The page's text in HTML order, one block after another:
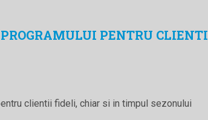
PENTRU CLIENTI
clientii fideli, chiar si in timpul sezonului